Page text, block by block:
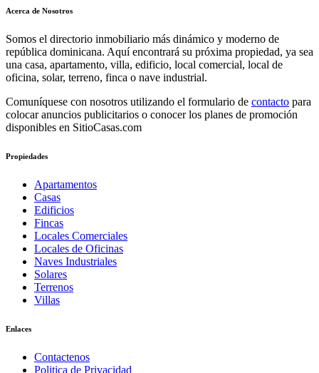
Acerca de Nosotros
Somos el directorio inmobiliario más dinámico y moderno de
república dominicana. Aquí encontrará su próxima propiedad, ya sea
una casa, apartamento, villa, edificio, local comercial, local de
oficina, solar, terreno, finca o nave industrial.
Comuníquese con nosotros utilizando el formulario de contacto para
colocar anuncios publicitarios o conocer los planes de promoción
disponibles en SitioCasas.com
Propiedades
Apartamentos
Casas
Edificios
Fincas
Locales Comerciales
Locales de Oficinas
Naves Industriales
Solares
Terrenos
Villas
Enlaces
Contactenos
Politica de Privacidad